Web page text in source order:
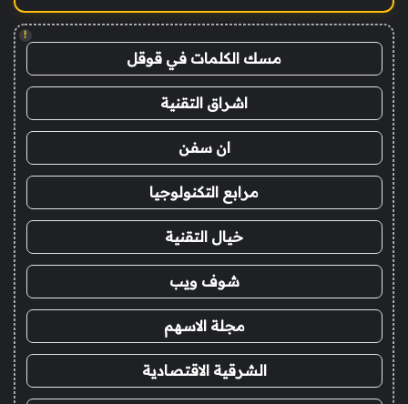
!
مسك الكلمات في قوقل
اشراق التقنية
ان سفن
مرابع التكنولوجيا
خيال التقنية
شوف ويب
مجلة الاسهم
الشرقية الاقتصادية